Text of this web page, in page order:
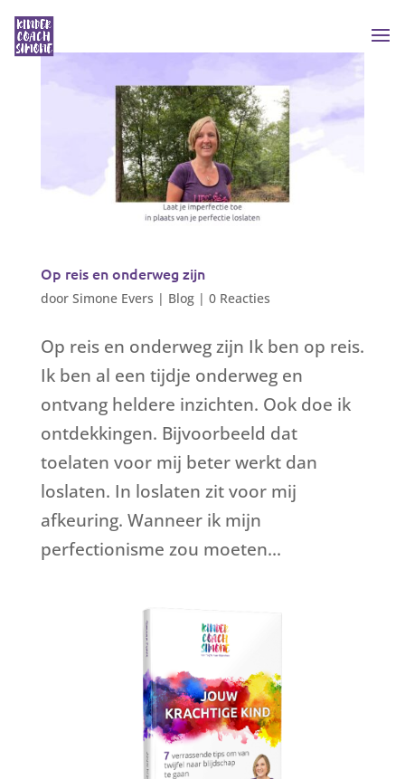
Op reis en onderweg zijn
door Simone Evers | Blog| 0 Reacties
Op reis en onderweg zijn Ik ben op reis.
Ik ben al een tijdje onderweg en
ontvang heldere inzichten. Ook doe ik
ontdekkingen. Bijvoorbeeld dat
toelaten voor mij beter werkt dan
loslaten. In loslaten zit voor mij
afkeuring. Wanneer ik mijn
perfectionisme zou moeten...